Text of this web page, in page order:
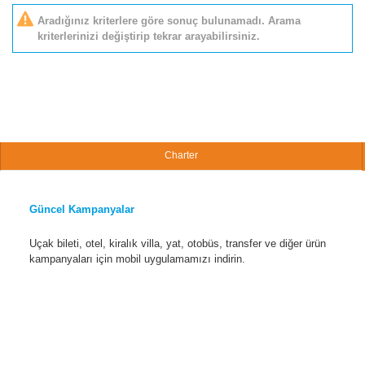
Aradığınız kriterlere göre sonuç bulunamadı. Arama
kriterlerinizi değiştirip tekrar arayabilirsiniz.
Charter
Güncel Kampanyalar
Uçak bileti, otel, kiralık villa, yat, otobüs, transfer ve diğer ürün
kampanyaları için mobil uygulamamızı indirin.